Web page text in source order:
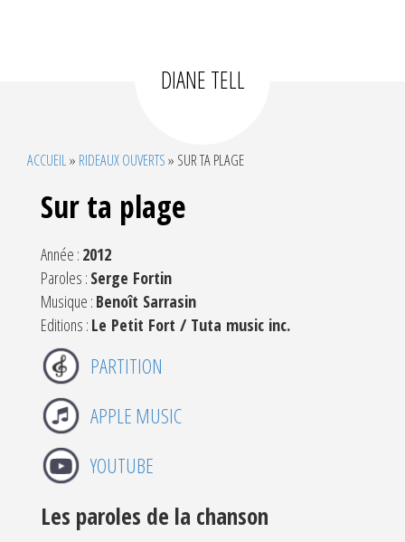
DIANE TELL
ACCUEIL» RIDEAUX OUVERTS» SUR TA PLAGE
Sur ta plage
Année : 2012
Paroles : Serge Fortin
Musique : Benoît Sarrasin
Editions : Le Petit Fort / Tuta music inc.
PARTITION
APPLE MUSIC
YOUTUBE
Les paroles de la chanson